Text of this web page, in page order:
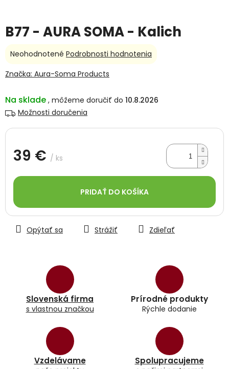
B77 - AURA SOMA - Kalich
Na sklade
10.8.2026
Možnosti doručenia
39 € / ks
cena:
PRIDAŤ DO KOŠÍKA
Slovenská firma
s vlastnou značkou
Prírodné produkty
Rýchle dodanie
Vzdelávame Spolupracujeme
Opýtať sa Strážiť Zdieľať
Priemerné
produktu
z
5
Neohodnotené Podrobnosti hodnotenia
Značka: Aura-Soma Products